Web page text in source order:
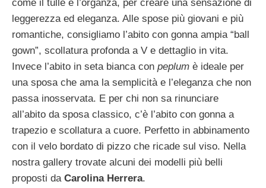
come il tulle e l’organza, per creare una sensazione di
leggerezza ed eleganza. Alle spose più giovani e più
romantiche, consigliamo l’abito con gonna ampia “ball
gown”, scollatura profonda a V e dettaglio in vita.
Invece l’abito in seta bianca con peplum è ideale per
una sposa che ama la semplicità e l’eleganza che non
passa inosservata. E per chi non sa rinunciare
all’abito da sposa classico, c’è l’abito con gonna a
trapezio e scollatura a cuore. Perfetto in abbinamento
con il velo bordato di pizzo che ricade sul viso. Nella
nostra gallery trovate alcuni dei modelli più belli
proposti da Carolina Herrera.